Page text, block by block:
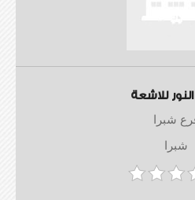
للاشعة
شبرا
شبرا